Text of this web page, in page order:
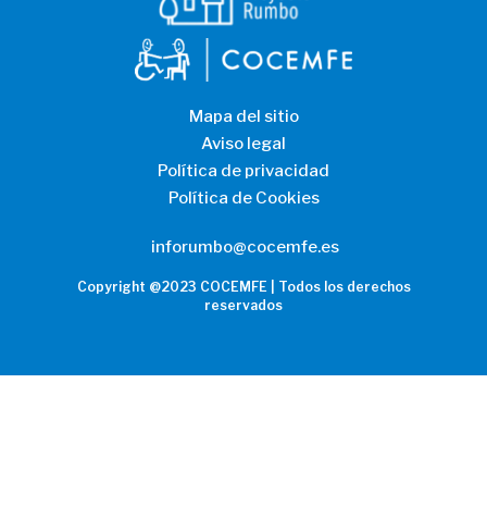
Mapa del sitio
Aviso legal
Política de privacidad
Política de Cookies
inforumbo@cocemfe.es
Copyright @2023 COCEMFE | Todos los derechos
reservados